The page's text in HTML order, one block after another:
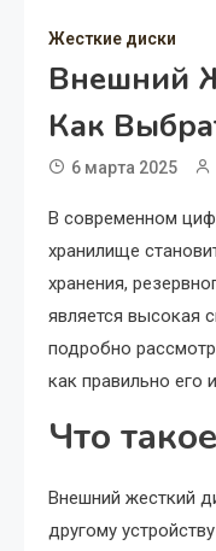
Жесткие диски
Внешний
Как
6 марта 2025
В современном
хранилище
хранения,
является высокая
подробно
как правильно его
Что
Внешний жесткий
другому